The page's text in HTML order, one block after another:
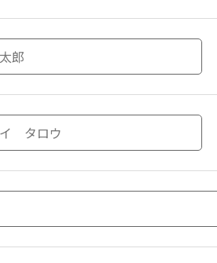
意です。
ご依頼への回答、対応等ができな
ついて
人又は代理人から、開示、訂正・
記までお申し出ください。
ビル9階